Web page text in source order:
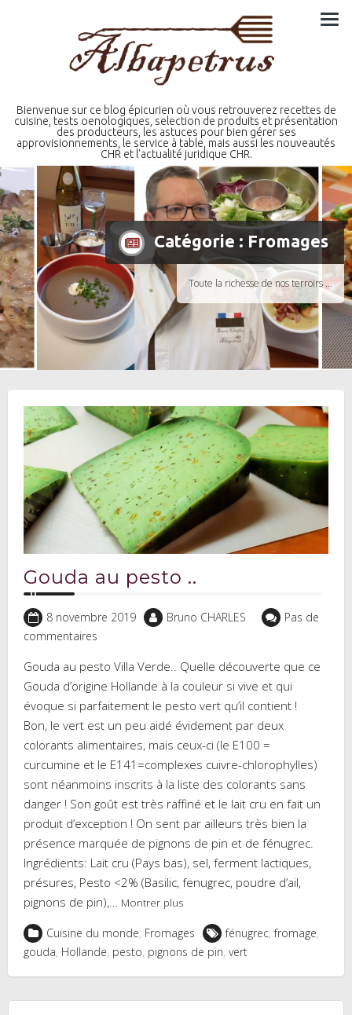
Bienvenue sur ce blog épicurien où vous retrouverez recettes de
cuisine, tests oenologiques, selection de produits et présentation
des producteurs, les astuces pour bien gérer ses
approvisionnements, le service à table, mais aussi les nouveautés
CHR et l'actualité juridique CHR.
Catégorie : Fromages
Toute la richesse de nos terroirs …
Gouda au pesto ..
8 novembre 2019 Bruno CHARLES
Pas de
commentaires
Gouda au pesto Villa Verde.. Quelle découverte que ce
Gouda d’origine Hollande à la couleur si vive et qui
évoque si parfaitement le pesto vert qu’il contient !
Bon, le vert est un peu aidé évidement par deux
colorants alimentaires, mais ceux-ci (le E100 =
curcumine et le E141=complexes cuivre-chlorophylles)
sont néanmoins inscrits à la liste des colorants sans
danger ! Son goût est très raffiné et le lait cru en fait un
produit d’exception ! On sent par ailleurs très bien la
présence marquée de pignons de pin et de fénugrec.
Ingrédients: Lait cru (Pays bas), sel, ferment lactiques,
présures, Pesto <2% (Basilic, fenugrec, poudre d’ail,
pignons de pin),… Montrer plus
Cuisine du monde, Fromages fénugrec,fromage,
gouda, Hollande, pesto, pignons de pin, vert